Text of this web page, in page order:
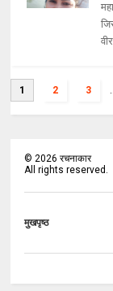
1 2 3
©2026 रचनाकार
All rights reserved.
मुखपृष्ठ